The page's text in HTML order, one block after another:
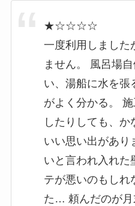
★☆☆☆☆
一度利用しました
ません。 風呂場
い、湯船に水を張
がよく分かる。
したりしても、か
いい思い出があり
いと言われ入れた
テが悪いのもしれ
た… 頼んだのが月